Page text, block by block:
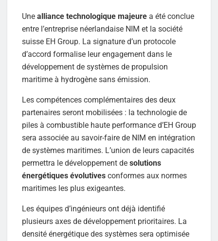
Une alliance technologique majeure a été conclue
entre l’entreprise néerlandaise NIM et la société
suisse EH Group. La signature d’un protocole
d’accord formalise leur engagement dans le
développement de systèmes de propulsion
maritime à hydrogène sans émission.
Les compétences complémentaires des deux
partenaires seront mobilisées : la technologie de
piles à combustible haute performance d’EH Group
sera associée au savoir-faire de NIM en intégration
de systèmes maritimes. L’union de leurs capacités
permettra le développement de solutions
énergétiques évolutives conformes aux normes
maritimes les plus exigeantes.
Les équipes d’ingénieurs ont déjà identifié
plusieurs axes de développement prioritaires. La
densité énergétique des systèmes sera optimisée